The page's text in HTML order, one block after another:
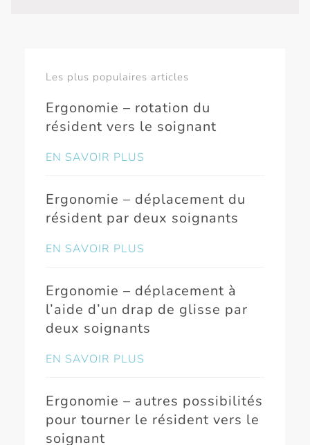
Les plus populaires articles
Ergonomie – rotation du
résident vers le soignant
EN SAVOIR PLUS
Ergonomie – déplacement du
résident par deux soignants
EN SAVOIR PLUS
Ergonomie – déplacement à
l’aide d’un drap de glisse par
deux soignants
EN SAVOIR PLUS
Ergonomie – autres possibilités
pour tourner le résident vers le
soignant